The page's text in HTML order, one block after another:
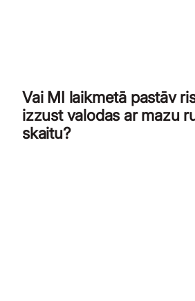
Vai MI laikmetā pastāv
izzust valodas ar mazu
skaitu?